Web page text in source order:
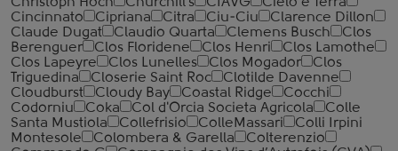
Cincinnato
Cipriana Citra Ciu-Ciu
Clarence Dillon
Claude Dugat
Claudio Quarta Clemens Busch
Clos
Berenguer
Clos Floridene Clos Henri
Clos Lamothe
Clos Lapeyre
Clos Lunelles Clos Mogador
Clos
Triguedina
Closerie Saint Roc
Clotilde Davenne
Cloudburst
Cloudy Bay Coastal Ridge
Cocchi
Codorniu
Coka Col d'Orcia Societa Agricola
Colle
Santa Mustiola
Collefrisio ColleMassari
Colli Irpini
Montesole
Colombera & Garella
Colterenzio